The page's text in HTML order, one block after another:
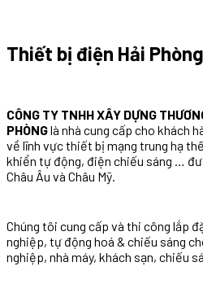
Thiết bị điện Hải Phòng
CÔNG TY TNHH XÂY DỰNG
PHÒNGlà nhà cung cấp cho khách
về lĩnh vực thiết bị mạng trung hạ
khiển tự động, điện chiếu sáng …
Châu Âu và Châu Mỹ.
Chúng tôi cung cấp và thi công lắp
nghiệp, tự động hoá & chiếu sáng
nghiệp, nhà máy, khách sạn, chiếu